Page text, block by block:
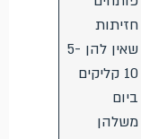
חזיתות
שאין להן 5-
10 קליקים
ביום
משלהן